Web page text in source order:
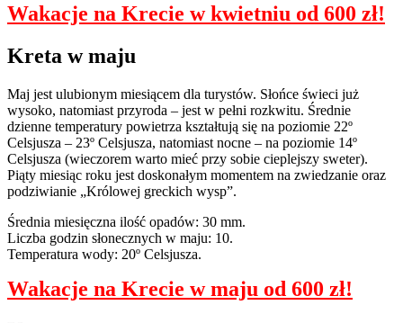
Wakacje na Krecie w kwietniu od 600 zł!
Kreta w maju
Maj jest ulubionym miesiącem dla turystów. Słońce świeci już
wysoko, natomiast przyroda – jest w pełni rozkwitu. Średnie
dzienne temperatury powietrza kształtują się na poziomie 22º
Celsjusza – 23º Celsjusza, natomiast nocne – na poziomie 14º
Celsjusza (wieczorem warto mieć przy sobie cieplejszy sweter).
Piąty miesiąc roku jest doskonałym momentem na zwiedzanie oraz
podziwianie „Królowej greckich wysp”.
Średnia miesięczna ilość opadów: 30 mm.
Liczba godzin słonecznych w maju: 10.
Temperatura wody: 20º Celsjusza.
Wakacje na Krecie w maju od 600 zł!